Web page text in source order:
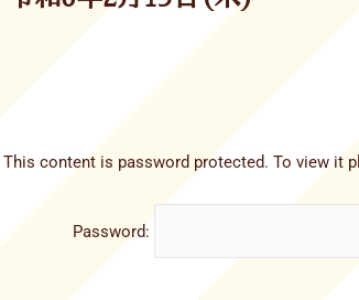
This content is password protected. To view it
Password: